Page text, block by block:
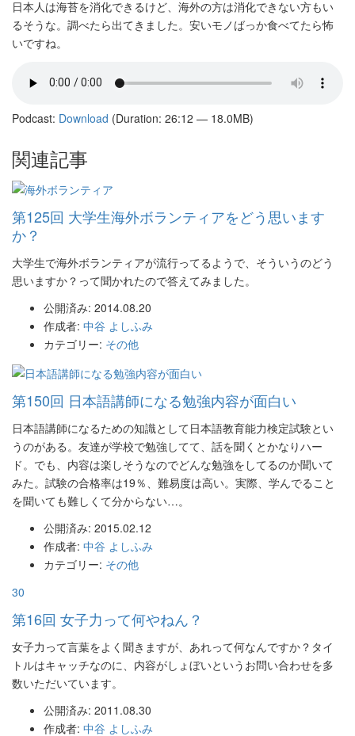
日本人は海苔を消化できるけど、海外の方は消化できない方もい
るそうな。調べたら出てきました。安いモノばっか食べてたら怖
いですね。
Podcast: Download (Duration: 26:12 — 18.0MB)
関連記事
第125回 大学生海外ボランティアをどう思います
か？
大学生で海外ボランティアが流行ってるようで、そういうのどう
思いますか？って聞かれたので答えてみました。
公開済み: 2014.08.20
作成者: 中谷 よしふみ
カテゴリー: その他
第150回 日本語講師になる勉強内容が面白い
日本語講師になるための知識として日本語教育能力検定試験とい
うのがある。友達が学校で勉強してて、話を聞くとかなりハー
ド。でも、内容は楽しそうなのでどんな勉強をしてるのか聞いて
みた。試験の合格率は19％、難易度は高い。実際、学んでること
を聞いても難しくて分からない…。
公開済み: 2015.02.12
作成者: 中谷 よしふみ
カテゴリー: その他
30
第16回 女子力って何やねん？
女子力って言葉をよく聞きますが、あれって何なんですか？タイ
トルはキャッチなのに、内容がしょぼいというお問い合わせを多
数いただいています。
公開済み: 2011.08.30
作成者: 中谷 よしふみ